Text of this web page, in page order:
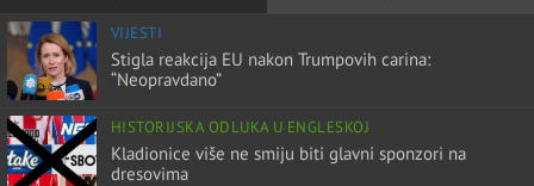
VIJESTI
Stigla reakcija EU nakon Trumpovih carina:
“Neopravdano”
HISTORIJSKA ODLUKA U ENGLESKOJ
Kladionice više ne smiju biti glavni sponzori na
dresovima